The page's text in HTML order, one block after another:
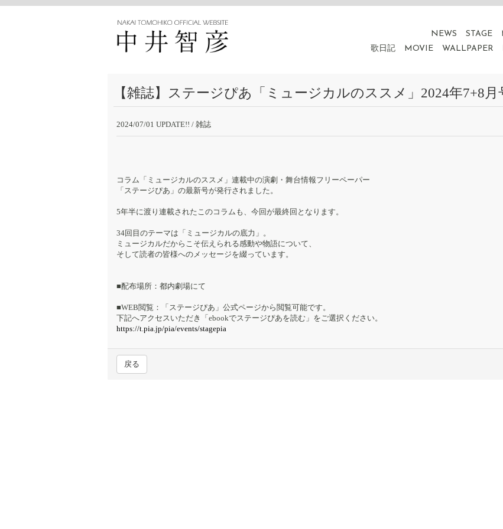
NEWS STAGE
歌日記
MOVIE WALLPAPER
【雑誌】ステージぴあ「ミュージカルのススメ」2024年7+8月
2024/07/01 UPDATE!! / 雑誌
コラム「ミュージカルのススメ」連載中の演劇・舞台情報フリーペーパー
「ステージぴあ」の最新号が発行されました。
5年半に渡り連載されたこのコラムも、今回が最終回となります。
34回目のテーマは「ミュージカルの底力」。
ミュージカルだからこそ伝えられる感動や物語について、
そして読者の皆様へのメッセージを綴っています。
■配布場所：都内劇場にて
■WEB閲覧：「ステージぴあ」公式ページから閲覧可能です。
下記へアクセスいただき「ebookでステージぴあを読む」をご選択ください。
https://t.pia.jp/pia/events/stagepia
戻る